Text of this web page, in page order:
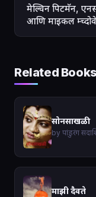
मेल्विन पिटमॅन,
आणि माइकल
Related Books
सोनसाखळी
by पांडुरंग
माझी दैवते